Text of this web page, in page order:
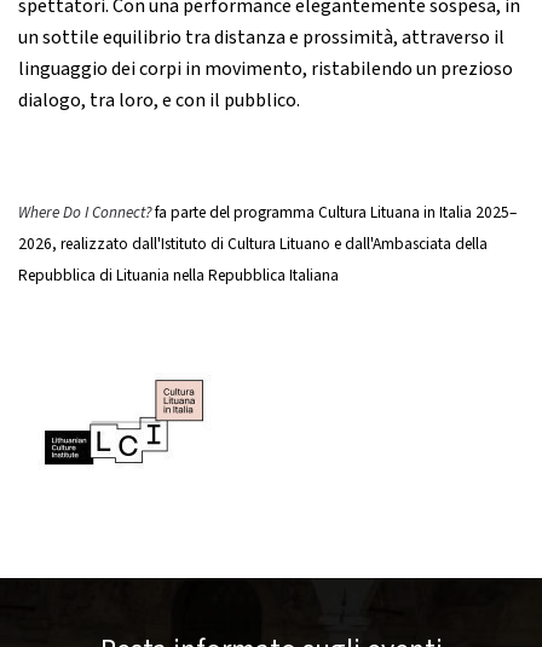
spettatori. Con una performance elegantemente sospesa, in
un sottile equilibrio tra distanza e prossimità, attraverso il
linguaggio dei corpi in movimento, ristabilendo un prezioso
dialogo, tra loro, e con il pubblico.
Where Do I Connect?fa parte del programma Cultura Lituana in Italia 2025–
2026, realizzato dall'Istituto di Cultura Lituano e dall'Ambasciata della
Repubblica di Lituania nella Repubblica Italiana